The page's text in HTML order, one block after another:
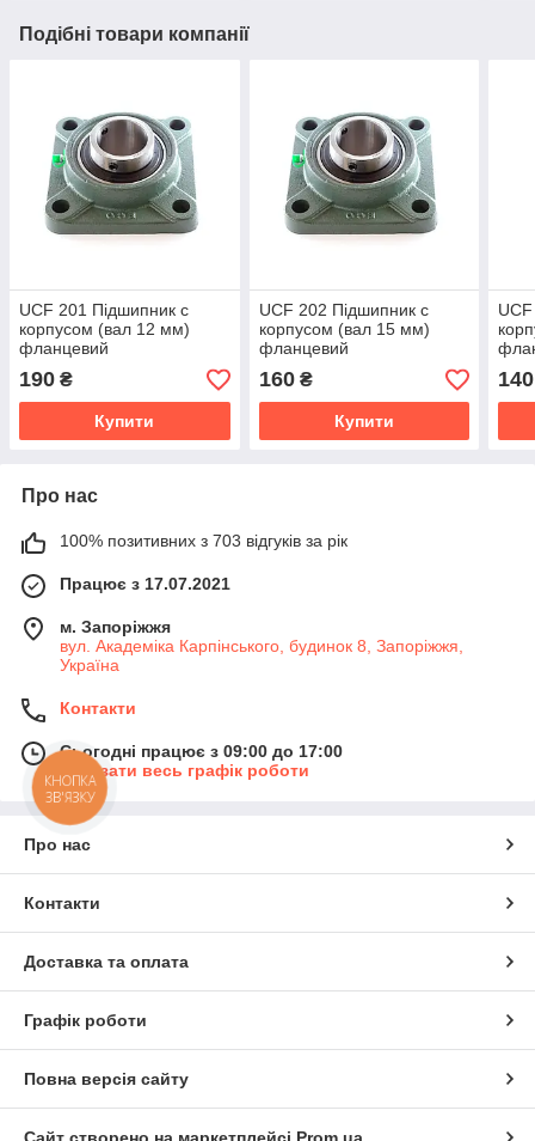
Подібні товари компанії
UCF 201 Підшипник c
корпусом (вал 12 мм)
фланцевий
190 ₴
Купити
UCF 202 Підшипник c
корпусом (вал 15 мм)
фланцевий
160₴
Купити
140
Про нас
100% позитивних з 703 відгуків за рік
Працює з 17.07.2021
м. Запоріжжя
вул. Академіка Карпінського, будинок 8, Запоріжжя,
Україна
Контакти
Сьогодні працює з 09:00 до 17:00
Показати весь графік роботи
Про нас
Контакти
Доставка та оплата
Графік роботи
Повна версія сайту
КНОПКА
ЗВ'ЯЗКУ